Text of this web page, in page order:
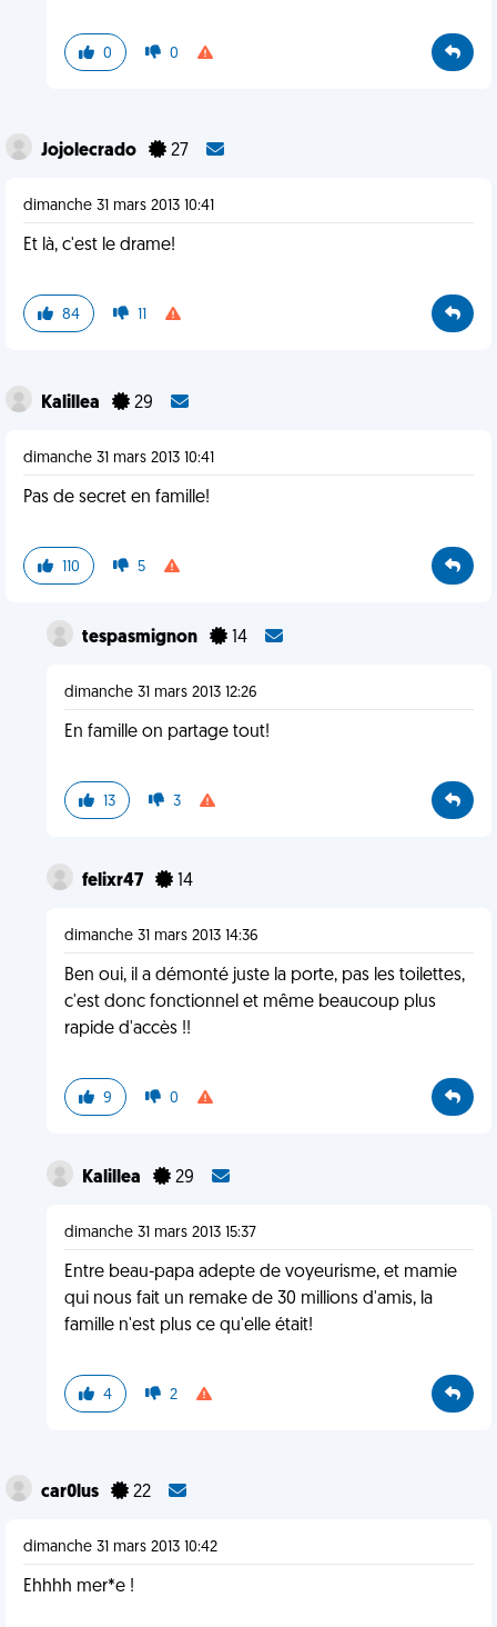
0 0
Jojolecrado 27
dimanche 31 mars 2013 10:41
Et là, c'est le drame!
84 11
Kalillea 29
dimanche 31 mars 2013 10:41
Pas de secret en famille!
110 5
tespasmignon 14
dimanche 31 mars 2013 12:26
En famille on partage tout!
13 3
felixr47 14
dimanche 31 mars 2013 14:36
Ben oui, il a démonté juste la porte, pas les toilettes,
c'est donc fonctionnel et même beaucoup plus
rapide d'accès !!
9 0
Kalillea 29
dimanche 31 mars 2013 15:37
Entre beau-papa adepte de voyeurisme, et mamie
qui nous fait un remake de 30 millions d'amis, la
famille n'est plus ce qu'elle était!
4 2
car0lus 22
dimanche 31 mars 2013 10:42
Ehhhh mer*e !